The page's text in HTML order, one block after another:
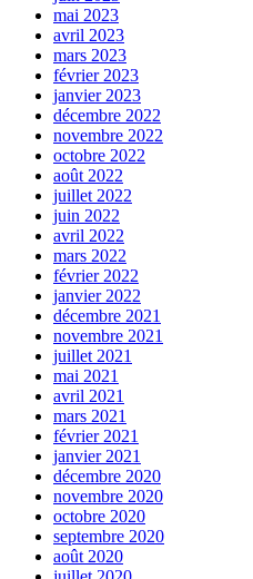
mai 2023
avril 2023
mars 2023
février 2023
janvier 2023
décembre 2022
novembre 2022
octobre 2022
août 2022
juillet 2022
juin 2022
avril 2022
mars 2022
février 2022
janvier 2022
décembre 2021
novembre 2021
juillet 2021
mai 2021
avril 2021
mars 2021
février 2021
janvier 2021
décembre 2020
novembre 2020
octobre 2020
septembre 2020
août 2020